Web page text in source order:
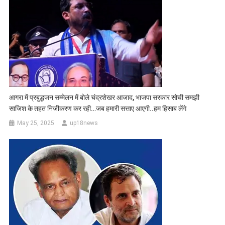
आगरा में प्रबुद्धजन सम्मेलन में बोले चंद्रशेखर आजाद, भाजपा सरकार सोची समझी
साजिश के तहत निजीकरण कर रही…जब हमारी सत्ताए आएगी..हम हिसाब लेंगे
May 25, 2025 up18news